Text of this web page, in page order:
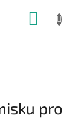
pro